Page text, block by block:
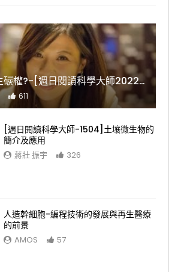
如何種樹生碳權?-[週日閱讀科學大師2022.11.06]
611
[週日閱讀科學大師-1504]土壤微生物的
簡介及應用
蔣壯 振宇 326
人造幹細胞-編程技術的發展與再生醫療
的前景
AMOS 57